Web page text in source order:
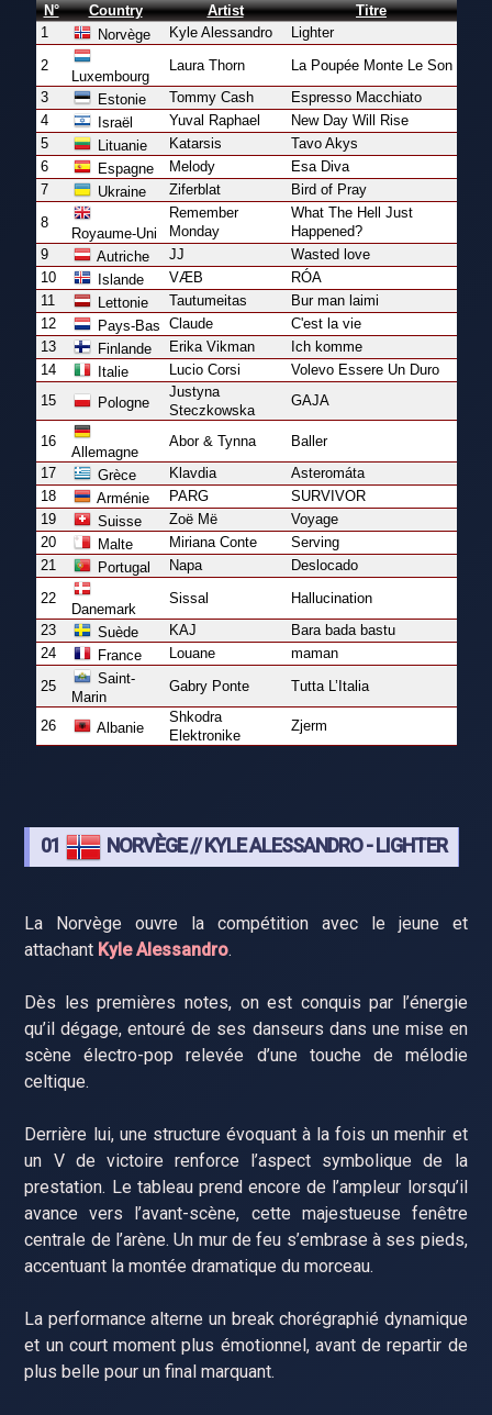
N° Country Artist
Titre
1
Norvège Kyle Alessandro
Lighter
2
Luxembourg
Laura Thorn
La Poupée Monte Le Son
3
Estonie Tommy Cash
Espresso Macchiato
4
Israël Yuval Raphael
New Day Will Rise
5
Lituanie Katarsis
Tavo Akys
6
Espagne Melody
Esa Diva
7
Ukraine Ziferblat
Bird of Pray
8
Royaume-Uni
Remember
Monday
What The Hell Just
Happened?
9
Autriche JJ
Wasted love
10
Islande VÆB
RÓA
11
Lettonie Tautumeitas
Bur man laimi
12
Pays-Bas Claude
C'est la vie
13
Finlande Erika Vikman
Ich komme
14
Italie Lucio Corsi
Volevo Essere Un Duro
15
Pologne
Justyna
Steczkowska
GAJA
16
Allemagne
Abor & Tynna
Baller
17
Grèce Klavdia
Asteromáta
18
Arménie PARG
SURVIVOR
19
Suisse Zoë Më
Voyage
20
Malte Miriana Conte
Serving
21
Portugal Napa
Deslocado
22
Danemark
Sissal
Hallucination
23
Suède KAJ
Bara bada bastu
24
France Louane
maman
25
Saint-
Marin
Gabry Ponte Tutta L’Italia
26 Albanie
Shkodra
Elektronike
Zjerm
01 NORVÈGE // KYLE ALESSANDRO - LIGHTER
La Norvège ouvre la compétition avec le jeune et
attachant Kyle Alessandro.
Dès les premières notes, on est conquis par l’énergie
qu’il dégage, entouré de ses danseurs dans une mise en
scène électro-pop relevée d’une touche de mélodie
celtique.
Derrière lui, une structure évoquant à la fois un menhir et
un V de victoire renforce l’aspect symbolique de la
prestation. Le tableau prend encore de l’ampleur lorsqu’il
avance vers l’avant-scène, cette majestueuse fenêtre
centrale de l’arène. Un mur de feu s’embrase à ses pieds,
accentuant la montée dramatique du morceau.
La performance alterne un break chorégraphié dynamique
et un court moment plus émotionnel, avant de repartir de
plus belle pour un final marquant.